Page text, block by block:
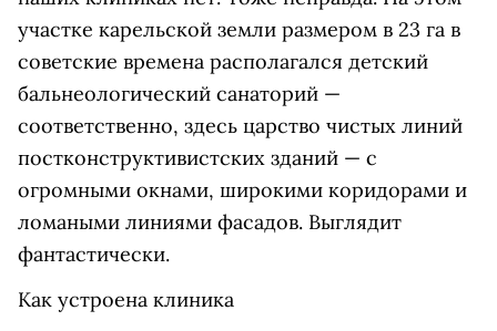
участке карельской земли размером в 23 га в
советские времена располагался детский
бальнеологический санаторий —
соответственно, здесь царство чистых линий
постконструктивистских зданий — с
огромными окнами, широкими коридорами и
ломаными линиями фасадов. Выглядит
фантастически.
Как устроена клиника